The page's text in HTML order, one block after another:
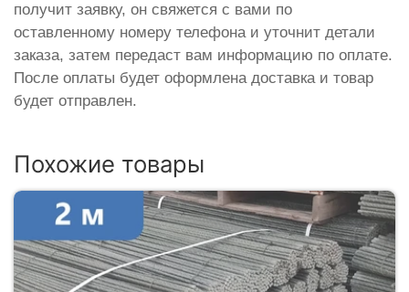
получит заявку, он свяжется с вами по
оставленному номеру телефона и уточнит детали
заказа, затем передаст вам информацию по оплате.
После оплаты будет оформлена доставка и товар
будет отправлен.
Похожие товары